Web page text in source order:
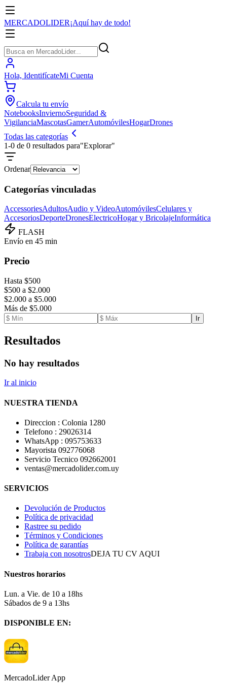
MERCADOLIDER¡Aquí hay de todo!
Hola, IdentifícateMi Cuenta
Calcula tu envío
NotebooksInviernoSeguridad &
VigilanciaMascotasGamerAutomóvilesHogarDrones
Todas las categorías
1-0 de 0 resultados para"Explorar"
Ordenar
Categorías vinculadas
AccessoriesAdultosAudio y VideoAutomóvilesCelulares y
AccesoriosDeporteDronesElectricoHogar y BricolajeInformática
FLASH
Envío en 45 min
Precio
Hasta $500
$500 a $2.000
$2.000 a $5.000
Más de $5.000
Ir
Resultados
No hay resultados
Ir al inicio
NUESTRA TIENDA
Direccion : Colonia 1280
Telefono : 29026314
WhatsApp : 095753633
Mayorista 092776068
Servicio Tecnico 092662001
ventas@mercadolider.com.uy
SERVICIOS
Devolución de Productos
Política de privacidad
Rastree su pedido
Términos y Condiciones
Política de garantías
Trabaja con nosotrosDEJA TU CV AQUI
Nuestros horarios
Lun. a Vie. de 10 a 18hs
Sábados de 9 a 13hs
DISPONIBLE EN:
MercadoLider App